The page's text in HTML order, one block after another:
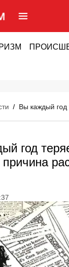
/ Вы каждый год
год
причина